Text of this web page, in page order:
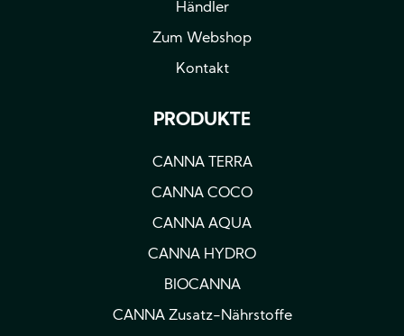
Händler
Zum Webshop
Kontakt
PRODUKTE
CANNA TERRA
CANNA COCO
CANNA AQUA
CANNA HYDRO
BIOCANNA
CANNA Zusatz-Nährstoffe